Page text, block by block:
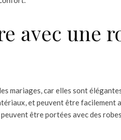
avec une
mariages, car elles sont
et peuvent être facilement
être portées avec des